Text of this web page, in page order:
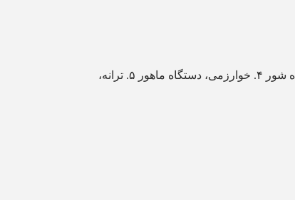
۱. پوپک،‌ آواز دشتی ۲. فرپرک، آوازدشتی ۳. ضربی حسینی، دستگاه شور ۴. خوارزمی، دستگاه ماهور ۵. ترانه،